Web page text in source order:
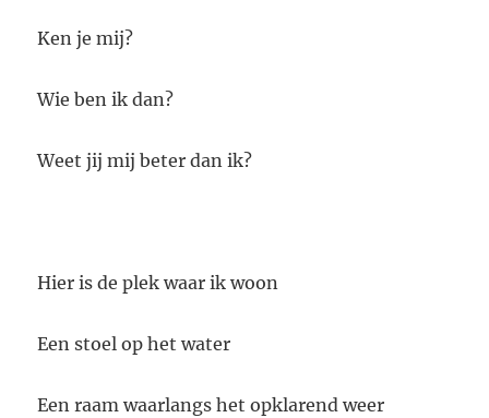
Ken je mij?
Wie ben ik dan?
Weet jij mij beter dan ik?
Hier is de plek waar ik woon
Een stoel op het water
Een raam waarlangs het opklarend weer